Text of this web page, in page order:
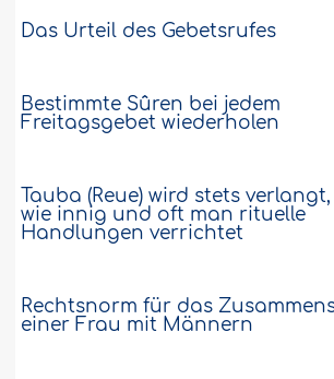
Das Urteil des Gebetsrufes
Bestimmte Sûren bei jedem
Freitagsgebet wiederholen
Tauba (Reue) wird stets
wie innig und oft man rituelle
Handlungen verrichtet
Rechtsnorm für das
einer Frau mit Männern